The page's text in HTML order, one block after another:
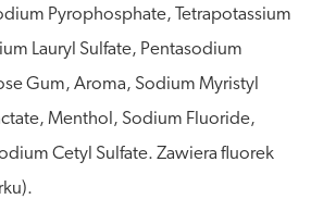
Pyrophosphate, Tetrapotassium
Lauryl Sulfate, Pentasodium
Gum, Aroma, Sodium Myristyl
Menthol, Sodium Fluoride,
Cetyl Sulfate. Zawiera fluorek